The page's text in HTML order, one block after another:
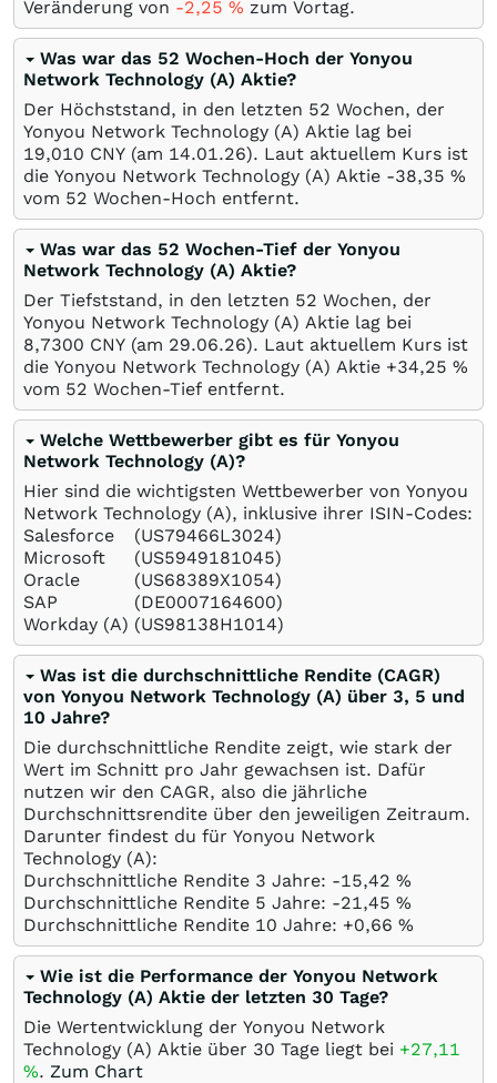
Veränderung von -2,25 % zum Vortag.
Was war das 52 Wochen-Hoch der Yonyou
Network Technology (A) Aktie?
Der Höchststand, in den letzten 52 Wochen, der
Yonyou Network Technology (A) Aktie lag bei
19,010 CNY (am 14.01.26). Laut aktuellem Kurs ist
die Yonyou Network Technology (A) Aktie -38,35 %
vom 52 Wochen-Hoch entfernt.
Was war das 52 Wochen-Tief der Yonyou
Network Technology (A) Aktie?
Der Tiefststand, in den letzten 52 Wochen, der
Yonyou Network Technology (A) Aktie lag bei
8,7300 CNY (am 29.06.26). Laut aktuellem Kurs ist
die Yonyou Network Technology (A) Aktie +34,25 %
vom 52 Wochen-Tief entfernt.
Welche Wettbewerber gibt es für Yonyou
Network Technology (A)?
Hier sind die wichtigsten Wettbewerber von Yonyou
Network Technology (A), inklusive ihrer ISIN-Codes:
Salesforce
(US79466L3024)
Microsoft
(US5949181045)
Oracle
(US68389X1054)
SAP
(DE0007164600)
Workday (A) (US98138H1014)
Was ist die durchschnittliche Rendite (CAGR)
von Yonyou Network Technology (A) über 3, 5 und
10 Jahre?
Die durchschnittliche Rendite zeigt, wie stark der
Wert im Schnitt pro Jahr gewachsen ist. Dafür
nutzen wir den CAGR, also die jährliche
Durchschnittsrendite über den jeweiligen Zeitraum.
Darunter findest du für Yonyou Network
Technology (A):
Durchschnittliche Rendite 3 Jahre: -15,42 %
Durchschnittliche Rendite 5 Jahre: -21,45 %
Durchschnittliche Rendite 10 Jahre: +0,66 %
Wie ist die Performance der Yonyou Network
Technology (A) Aktie der letzten 30 Tage?
Die Wertentwicklung der Yonyou Network
Technology (A) Aktie über 30 Tage liegt bei +27,11
%. Zum Chart